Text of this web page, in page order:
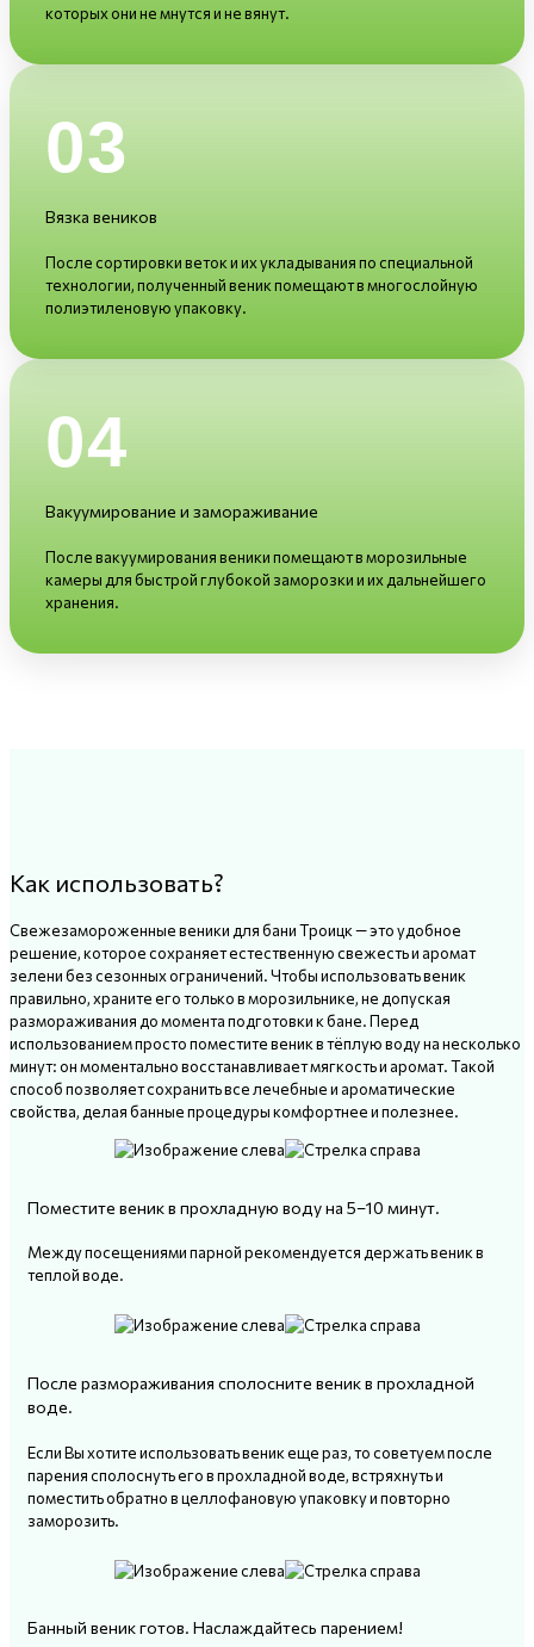
которых они не мнутся и не вянут.
03
Вязка веников
После сортировки веток и их укладывания по специальной
технологии, полученный веник помещают в многослойную
полиэтиленовую упаковку.
04
Вакуумирование и замораживание
После вакуумирования веники помещают в морозильные
камеры для быстрой глубокой заморозки и их дальнейшего
хранения.
Как использовать?
Свежезамороженные веники для бани Троицк — это удобное
решение, которое сохраняет естественную свежесть и аромат
зелени без сезонных ограничений. Чтобы использовать веник
правильно, храните его только в морозильнике, не допуская
размораживания до момента подготовки к бане. Перед
использованием просто поместите веник в тёплую воду на несколько
минут: он моментально восстанавливает мягкость и аромат. Такой
способ позволяет сохранить все лечебные и ароматические
свойства, делая банные процедуры комфортнее и полезнее.
Поместите веник в прохладную воду на 5–10 минут.
Между посещениями парной рекомендуется держать веник в
теплой воде.
После размораживания сполосните веник в прохладной
воде.
Если Вы хотите использовать веник еще раз, то советуем после
парения сполоснуть его в прохладной воде, встряхнуть и
поместить обратно в целлофановую упаковку и повторно
заморозить.
Банный веник готов. Наслаждайтесь парением!